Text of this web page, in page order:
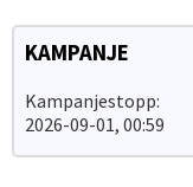
KAMPANJE
Kampanjestopp:
2026-09-01, 00:59